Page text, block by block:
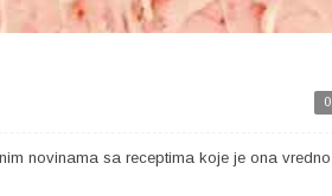
0
novinama sa receptima koje je ona vredno